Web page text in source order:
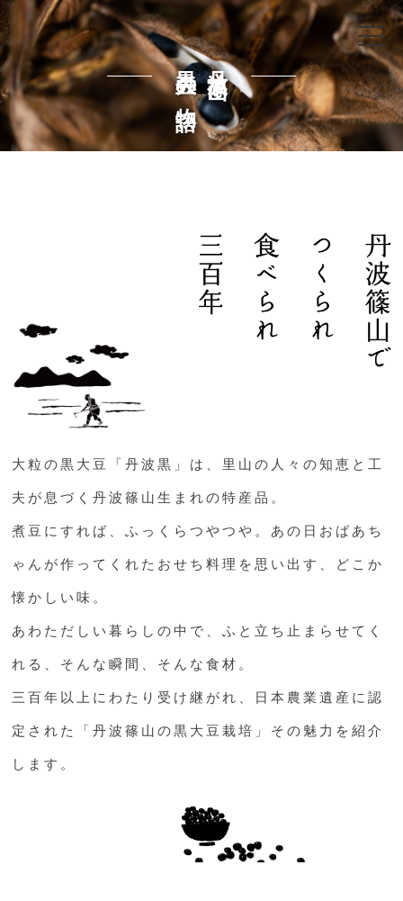
丹波篠山
黒大豆の物語
大粒の黒大豆「丹波黒」は、 里山の人々の知恵と工
夫が息づく丹波篠山生まれの特産品。
煮豆にすれば、ふっくらつやつや。 あの日おばあち
ゃんが作ってくれた おせち料理を思い出す、どこか
懐かしい味。
あわただしい暮らしの中で、ふと立ち止まらせてく
れる、 そんな瞬間、そんな食材。
三百年以上にわたり受け継がれ、 日本農業遺産に認
定された 「丹波篠山の黒大豆栽培」 その魅力を紹介
します。